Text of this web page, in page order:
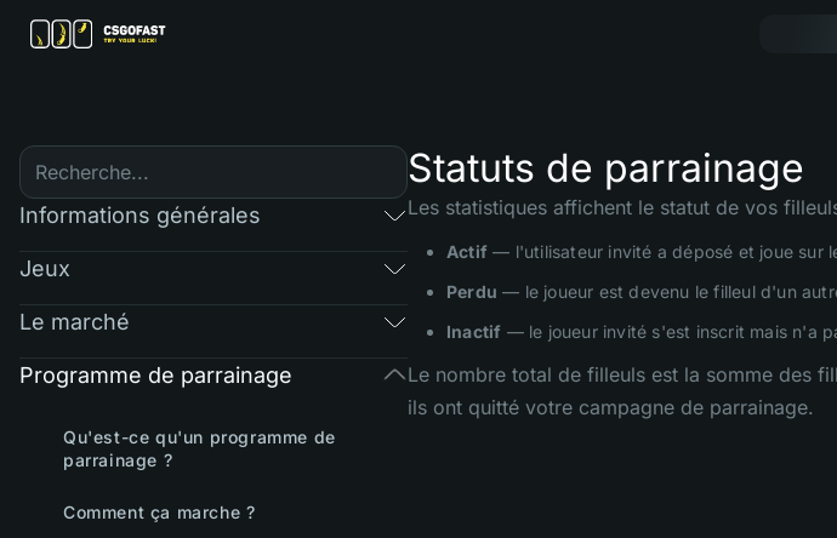
Informations générales
Jeux
Le marché
Programme de parrainage
Qu'est-ce qu'un programme de
parrainage ?
Comment ça marche ?
Statuts de parrainage
Les statistiques affichent le statut de vos
Actif — l'utilisateur invité a déposé et joue sur
Perdu — le joueur est devenu le filleul d'un
Inactif — le joueur invité s'est inscrit mais n'a
Le nombre total de filleuls est la somme des
ils ont quitté votre campagne de parrainage.